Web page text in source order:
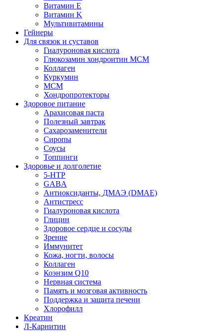
Витамин E
Витамин K
Мультивитамины
Гейнеры
Для связок и суставов
Гиалуроновая кислота
Глюкозамин хондроитин МСМ
Коллаген
Куркумин
МСМ
Хондропротекторы
Здоровое питание
Арахисовая паста
Полезный завтрак
Сахарозаменители
Сиропы
Соусы
Топпинги
Здоровье и долголетие
5-HTP
GABA
Антиоксиданты, ДМАЭ (DMAE)
Антистресс
Гиалуроновая кислота
Глицин
Здоровое сердце и сосуды
Зрение
Иммунитет
Кожа, ногти, волосы
Коллаген
Коэнзим Q10
Нервная система
Память и мозговая активность
Поддержка и защита печени
Хлорофилл
Креатин
Л-Карнитин